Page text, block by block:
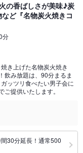
の香ばしさが美味♪炭
ど『名物炭火焼きコ
分
き上げた名物炭火焼き
飲み放題は、90分まるま
ッツリ食べたい男子会に
提供いたします。
30分延長！通常500